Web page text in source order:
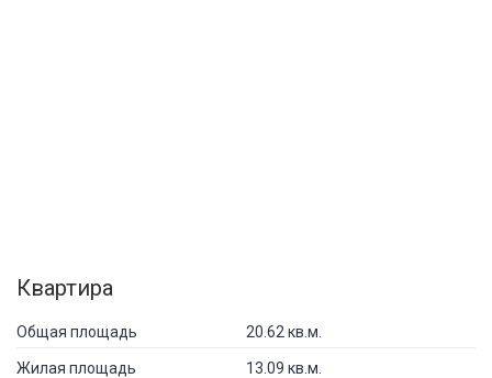
Квартира
Общая площадь 20.62 кв.м.
Жилая площадь 13.09 кв.м.